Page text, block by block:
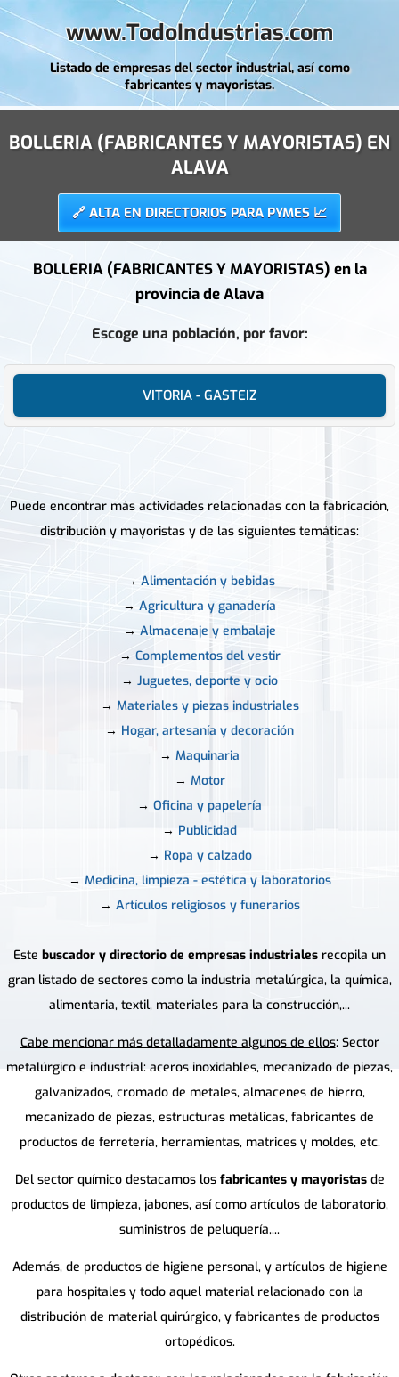
www.TodoIndustrias.com
Listado de empresas del sector industrial, así como
fabricantes y mayoristas.
BOLLERIA (FABRICANTES Y MAYORISTAS) EN
ALAVA
🔗 ALTA EN DIRECTORIOS PARA PYMES 📈
BOLLERIA (FABRICANTES Y MAYORISTAS) en la
provincia deAlava
Escoge una población, por favor:
VITORIA - GASTEIZ
Puede encontrar más actividades relacionadas con la fabricación,
distribución y mayoristas y de las siguientes temáticas:
→ Alimentación y bebidas
→ Agricultura y ganadería
→ Almacenaje y embalaje
→ Complementos del vestir
→ Juguetes, deporte y ocio
→ Materiales y piezas industriales
→ Hogar, artesanía y decoración
→ Maquinaria
→ Motor
→ Oficina y papelería
→ Publicidad
→ Ropa y calzado
→ Medicina, limpieza - estética y laboratorios
→ Artículos religiosos y funerarios
Este buscador y directorio de empresas industriales recopila un
gran listado de sectores como la industria metalúrgica, la química,
alimentaria, textil, materiales para la construcción,...
Cabe mencionar más detalladamente algunos de ellos: Sector
metalúrgico e industrial: aceros inoxidables, mecanizado de piezas,
galvanizados, cromado de metales, almacenes de hierro,
mecanizado de piezas, estructuras metálicas, fabricantes de
productos de ferretería, herramientas, matrices y moldes, etc.
Del sector químico destacamos los fabricantes y mayoristasde
productos de limpieza, jabones, así como artículos de laboratorio,
suministros de peluquería,...
Además, de productos de higiene personal, y artículos de higiene
para hospitales y todo aquel material relacionado con la
distribución de material quirúrgico, y fabricantes de productos
ortopédicos.